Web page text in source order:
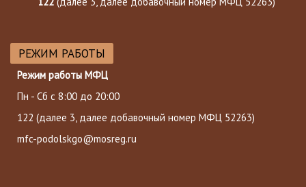
РЕЖИМ РАБОТЫ
Режим работы МФЦ
Пн - Сб с 8:00 до 20:00
122 (далее 3, далее добавочный номер МФЦ 52263)
mfc-podolskgo@mosreg.ru